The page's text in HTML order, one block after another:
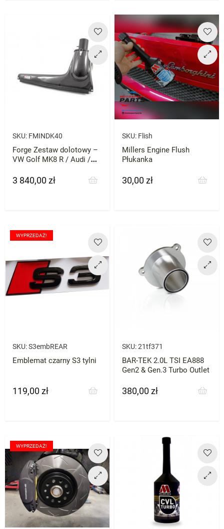
SKU: FMINDK40
Forge Zestaw dolotowy –
VW Golf MK8 R / Audi /
– silniki EA888
Cena
3 840,00 zł
SKU: Flish
Millers Engine Flush
Płukanka
Cena
30,00 zł
SKU:S3embREAR
Emblemat czarny S3 tylni
Cena
119,00 zł
WYPRZEDAŻ!
SKU:21tf371
BAR-TEK 2.0L TSI EA888
Gen2 & Gen.3 Turbo Outlet
Cena
380,00 zł
WYPRZEDAŻ!